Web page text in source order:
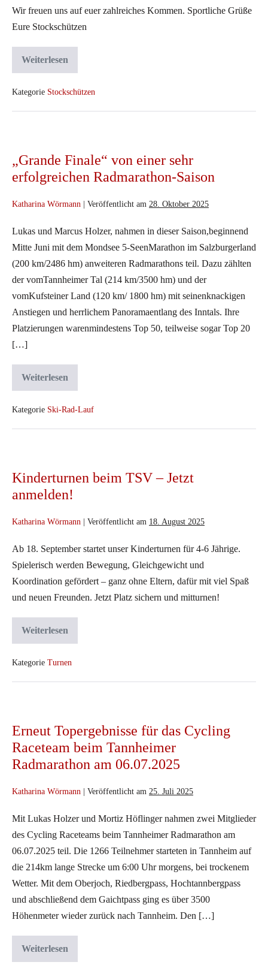
Wir freuen uns auf euer zahlreiches Kommen. Sportliche Grüße
Eure Stockschützen
WeiterlesenJahreshauptversammlung
der
am
Kategorie Stockschützen
von
einer
Radmarathon-
Saison
„Grande Finale“ von einer sehr
erfolgreichen Radmarathon-Saison
Katharina Wörmann Veröffentlicht am 28. Oktober 2025
Lukas und Marcus Holzer, nahmen in dieser Saison,beginnend
Mitte Juni mit dem Mondsee 5-SeenMarathon im Salzburgerland
(200 km/2486 hm) anweiteren Radmarathons teil. Dazu zählten
der vomTannheimer Tal (214 km/3500 hm) und der
vomKufsteiner Land (120 km/ 1800 hm) mit seinenknackigen
Anstiegen und herrlichem Panoramaentlang des Inntals. Ihre
Platzierungen warenmindestens Top 50, teilweise sogar Top 20
[…]
Weiterlesen
„Grande
Finale“
einer
erfolgreichen
Kategorie Ski-Rad-Lauf
TSV
–
Kinderturnen beim TSV – Jetzt
anmelden!
Katharina Wörmann Veröffentlicht am 18. August 2025
Ab 18. September startet unser Kinderturnen für 4-6 Jährige.
Spielerisch werden Bewegung, Gleichgewicht und
Koordination gefördert – ganz ohne Eltern, dafür mit viel Spaß
und neuen Freunden. Jetzt Platz sichern und mitturnen!
WeiterlesenKinderturnen
beim
–
anmelden!
Kategorie Turnen
für
das
Cycling
Tannheimer
Radmarathon
am
06.07.2025
Erneut Topergebnisse für das Cycling
Raceteam beim Tannheimer
Radmarathon am 06.07.2025
Katharina Wörmann Veröffentlicht am 25. Juli 2025
Mit Lukas Holzer und Mortiz Höflinger nahmen zwei Mitglieder
des Cycling Raceteams beim Tannheimer Radmarathon am
06.07.2025 teil. Die 1266 Teilnehmer starteten in Tannheim auf
die 214km lange Strecke um 6:00 Uhr morgens, bei trockenem
Wetter. Mit dem Oberjoch, Riedbergpass, Hochtannbergpass
und abschließend dem Gaichtpass ging es über 3500
Höhenmeter wieder zurück nach Tannheim. Den […]
Weiterlesen
Erneut
Topergebnisse